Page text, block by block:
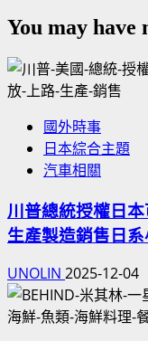
You may have
國外時事
日本綜合主題
汽車相關
川普總統授權日
生產製造銷售日
UNOLIN 2025-12-04